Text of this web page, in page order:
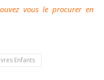
vous le procurer en
Enfants